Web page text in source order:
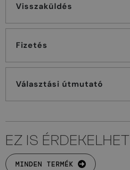
Visszaküldés
Fizetés
Választási útmutató
EZ IS ÉRDEKELHET
MINDEN TERMÉK